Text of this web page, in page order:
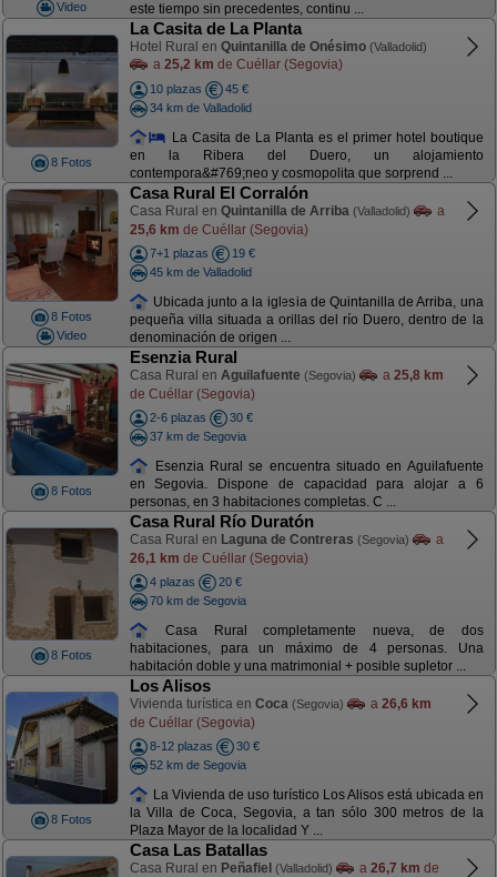
Video este tiempo sin precedentes, continu ...
8 Fotos
La Casita de La Planta
Hotel Rural en Quintanilla de Onésimo (Valladolid)
a 25,2 km de Cuéllar (Segovia)
10 plazas
45 €
34 km de Valladolid
La Casita de La Planta es el primer hotel boutique
en la Ribera del Duero, un alojamiento
contempora&#769;neo y cosmopolita que sorprend ...
8 Fotos
Video
Casa Rural El Corralón
Casa Rural en Quintanilla de Arriba (Valladolid)
a
25,6 km de Cuéllar (Segovia)
7+1 plazas
19 €
45 km de Valladolid
Ubicada junto a la iglesia de Quintanilla de Arriba, una
pequeña villa situada a orillas del río Duero, dentro de la
denominación de origen ...
8 Fotos
Esenzia Rural
Casa Rural en Aguilafuente (Segovia) a 25,8 km
de Cuéllar (Segovia)
2-6 plazas
30 €
37 km de Segovia
Esenzia Rural se encuentra situado en Aguilafuente
en Segovia. Dispone de capacidad para alojar a 6
personas, en 3 habitaciones completas. C ...
8 Fotos
Casa Rural Río Duratón
Casa Rural en Laguna de Contreras (Segovia)
a
26,1 km de Cuéllar (Segovia)
4 plazas
20 €
70 km de Segovia
Casa Rural completamente nueva, de dos
habitaciones, para un máximo de 4 personas. Una
habitación doble y una matrimonial + posible supletor ...
8 Fotos
Los Alisos
Vivienda turística en Coca (Segovia) a 26,6 km
de Cuéllar (Segovia)
8-12 plazas
30 €
52 km de Segovia
La Vivienda de uso turístico Los Alisos está ubicada en
la Villa de Coca, Segovia, a tan sólo 300 metros de la
Plaza Mayor de la localidad Y ...
Casa Las Batallas
Casa Rural en Peñafiel (Valladolid) a 26,7 km de